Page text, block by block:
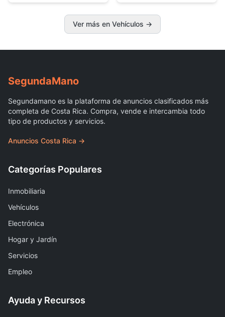
Ver más en Vehículos →
SegundaMano
Segundamano es la plataforma de anuncios clasificados más
completa de Costa Rica. Compra, vende e intercambia todo
tipo de productos y servicios.
Anuncios Costa Rica →
Categorías Populares
Inmobiliaria
Vehículos
Electrónica
Hogar y Jardín
Servicios
Empleo
Ayuda y Recursos